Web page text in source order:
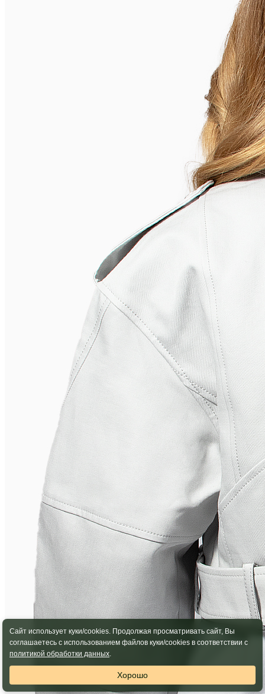
Сайт использует куки/cookies. Продолжая просматривать сайт, Вы
соглашаетесь с использованием файлов куки/cookies в соответствии с
политикой обработки данных.
Хорошо